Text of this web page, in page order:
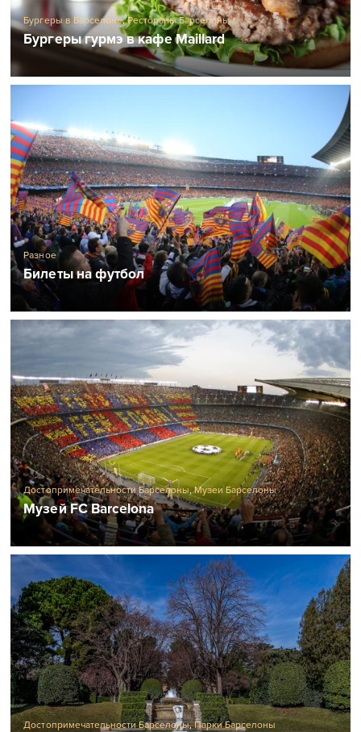
Бургеры в Барселоне,Рестораны Барселоны
Бургеры гурмэ в кафе Maillard
Разное
Билеты на футбол
Достопримечательности Барселоны,Музеи Барселоны
Музей FC Barcelona
Достопримечательности Барселоны,Парки Барселоны